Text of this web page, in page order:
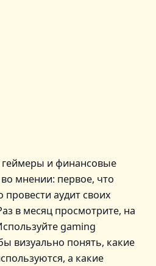
и финансовые
мнении: первое, что
аудит своих
в месяц просмотрите, на
gaming
визуально понять, какие
а какие